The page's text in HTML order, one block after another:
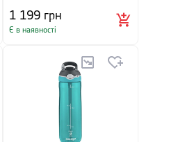
1 199 грн
Є в наявності